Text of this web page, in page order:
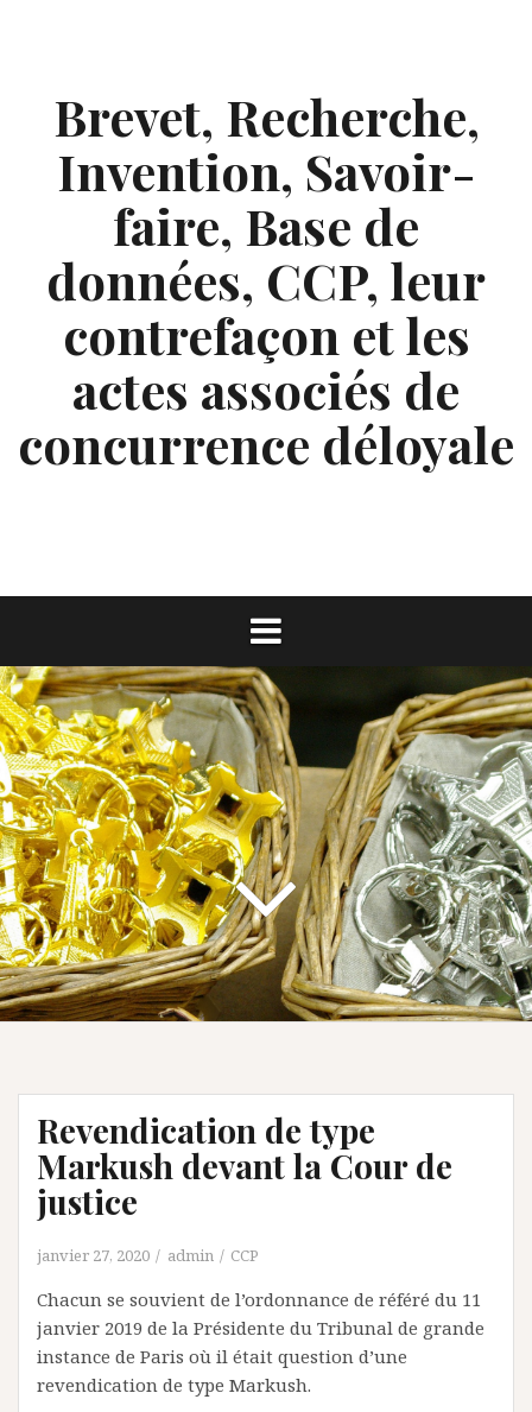
Brevet, Recherche,
Invention, Savoir-
faire, Base de
données, CCP, leur
contrefaçon et les
actes associés de
concurrence déloyale
Revendication de type
Markush devant la Cour de
justice
janvier 27, 2020 admin CCP
Chacun se souvient de l’ordonnance de référé du 11
janvier 2019 de la Présidente du Tribunal de grande
instance de Paris où il était question d’une
revendication de type Markush.